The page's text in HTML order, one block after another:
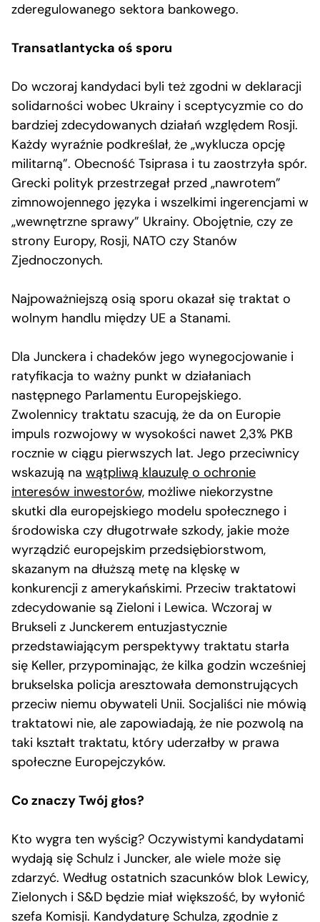
zderegulowanego sektora bankowego.
Transatlantycka oś sporu
Do wczoraj kandydaci byli też zgodni w deklaracji
solidarności wobec Ukrainy i sceptycyzmie co do
bardziej zdecydowanych działań względem Rosji.
Każdy wyraźnie podkreślał, że „wyklucza opcję
militarną”. Obecność Tsiprasa i tu zaostrzyła spór.
Grecki polityk przestrzegał przed „nawrotem”
zimnowojennego języka i wszelkimi ingerencjami w
„wewnętrzne sprawy” Ukrainy. Obojętnie, czy ze
strony Europy, Rosji, NATO czy Stanów
Zjednoczonych.
Najpoważniejszą osią sporu okazał się traktat o
wolnym handlu między UE a Stanami.
Dla Junckera i chadeków jego wynegocjowanie i
ratyfikacja to ważny punkt w działaniach
następnego Parlamentu Europejskiego.
Zwolennicy traktatu szacują, że da on Europie
impuls rozwojowy w wysokości nawet 2,3% PKB
rocznie w ciągu pierwszych lat. Jego przeciwnicy
wskazują na wątpliwą klauzulę o ochronie
interesów inwestorów, możliwe niekorzystne
skutki dla europejskiego modelu społecznego i
środowiska czy długotrwałe szkody, jakie może
wyrządzić europejskim przedsiębiorstwom,
skazanym na dłuższą metę na klęskę w
konkurencji z amerykańskimi. Przeciw traktatowi
zdecydowanie są Zieloni i Lewica. Wczoraj w
Brukseli z Junckerem entuzjastycznie
przedstawiającym perspektywy traktatu starła
się Keller, przypominając, że kilka godzin wcześniej
brukselska policja aresztowała demonstrujących
przeciw niemu obywateli Unii. Socjaliści nie mówią
traktatowi nie, ale zapowiadają, że nie pozwolą na
taki kształt traktatu, który uderzałby w prawa
społeczne Europejczyków.
Co znaczy Twój głos?
Kto wygra ten wyścig? Oczywistymi kandydatami
wydają się Schulz i Juncker, ale wiele może się
zdarzyć. Według ostatnich szacunków blok Lewicy,
Zielonych i S&D będzie miał większość, by wyłonić
szefa Komisji. Kandydaturę Schulza, zgodnie z